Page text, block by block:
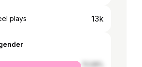
plays 13k